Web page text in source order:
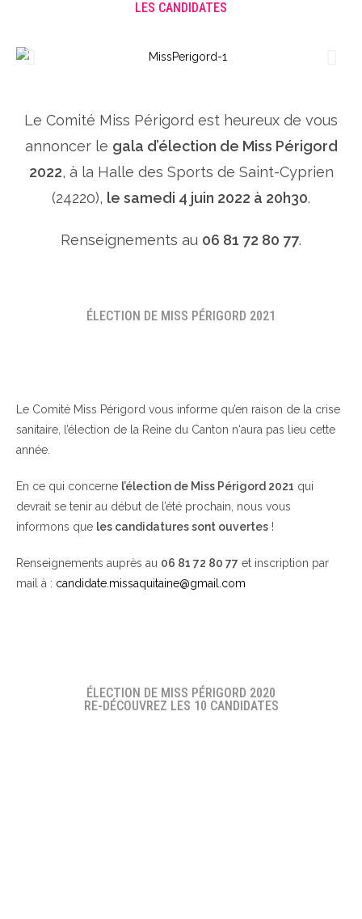
LES CANDIDATES
Le Comité Miss Périgord est heureux de vous
annoncer le gala d’élection de Miss Périgord
2022, à la Halle des Sports de Saint-Cyprien
(24220), le samedi 4 juin 2022 à 20h30.
Renseignements au 06 81 72 80 77.
ÉLECTION DE MISS PÉRIGORD 2021
Le Comité Miss Périgord vous informe qu’en raison de la crise
sanitaire, l’élection de la Reine du Canton n‘aura pas lieu cette
année.
En ce qui concerne l’élection de Miss Périgord 2021 qui
devrait se tenir au début de l’été prochain, nous vous
informons que les candidatures sont ouvertes !
Renseignements auprès au 06 81 72 80 77 et inscription par
mail à : candidate.missaquitaine@gmail.com
ÉLECTION DE MISS PÉRIGORD 2020
RE-DÉCOUVREZ LES 10 CANDIDATES